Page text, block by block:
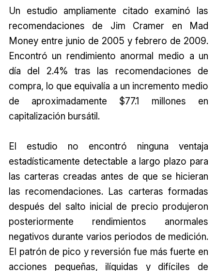
Un estudio ampliamente citado examinó las
recomendaciones de Jim Cramer en Mad
Money entre junio de 2005 y febrero de 2009.
Encontró un rendimiento anormal medio a un
día del 2.4% tras las recomendaciones de
compra, lo que equivalía a un incremento medio
de aproximadamente $77.1 millones en
capitalización bursátil.
El estudio no encontró ninguna ventaja
estadísticamente detectable a largo plazo para
las carteras creadas antes de que se hicieran
las recomendaciones. Las carteras formadas
después del salto inicial de precio produjeron
posteriormente rendimientos anormales
negativos durante varios periodos de medición.
El patrón de pico y reversión fue más fuerte en
acciones pequeñas, ilíquidas y difíciles de